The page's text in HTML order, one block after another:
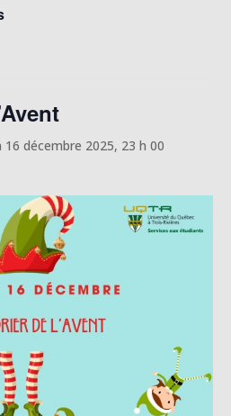
16 décembre 2025, 23 h 00